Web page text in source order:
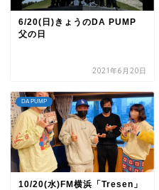
6/20(日)きょうのDA PUMP
父の日
2021年6月20日
DA PUMP
10/20(水)FM横浜「Tresen」